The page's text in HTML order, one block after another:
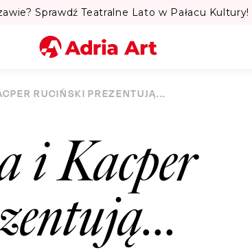
Sprawdź Teatralne Lato w Pałacu
Miasto
Szukaj
RUCIŃSKI PREZENTUJĄ...
i Kacper